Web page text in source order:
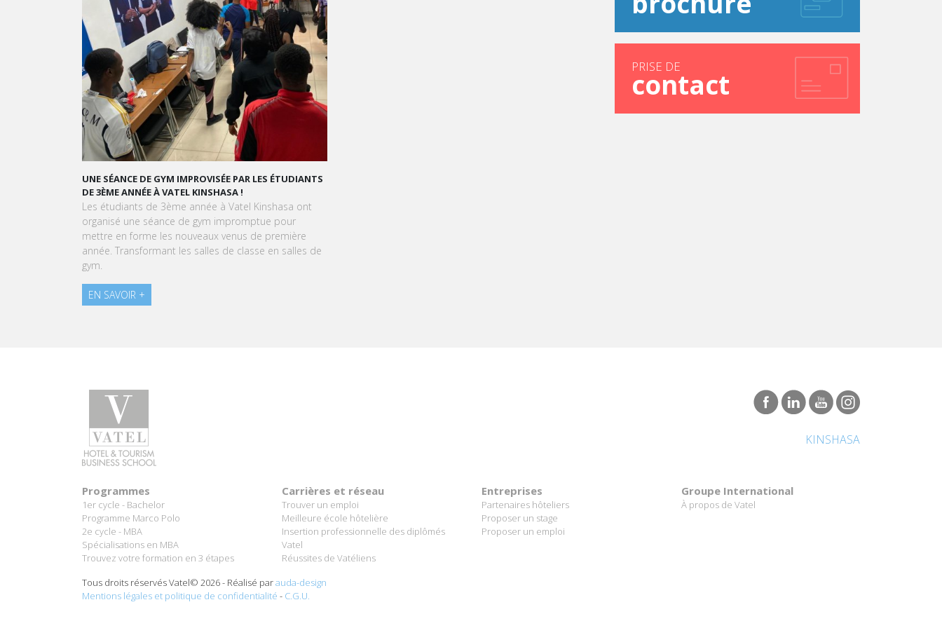
UNE SÉANCE DE GYM IMPROVISÉE PAR LES ÉTUDIANTS
DE 3ÈME ANNÉE À VATEL KINSHASA !
Les étudiants de 3ème année à Vatel Kinshasa ont
organisé une séance de gym impromptue pour
mettre en forme les nouveaux venus de première
année. Transformant les salles de classe en salles de
gym.
EN SAVOIR +
GRAND ORAL : TRANSFORMONS LE STRESS EN SUCCÈS
À l'approche du Grand Oral, les étudiants de Vatel
pâtissière.
PRISE DE
contact
KINSHASA
Programmes
1er cycle - Bachelor
Programme Marco Polo
2e cycle - MBA
Spécialisations en MBA
Trouvez votre formation en 3 étapes
Carrières et réseau
Trouver un emploi
Meilleure école hôtelière
Insertion professionnelle des diplômés
Vatel
Réussites de Vatéliens
Entreprises
Partenaires hôteliers
Proposer un stage
Proposer un emploi
Groupe International
À propos de Vatel
Tous droits réservés Vatel© 2026 - Réalisé parauda-design
Mentions légales et politique de confidentialité - C.G.U.